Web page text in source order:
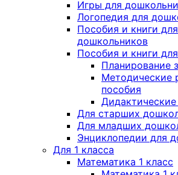
Игры для
Логопедия для
Пособия и книги
дошкольников
Пособия и книги
Планирование
Методические
пособия
Для старших
Для младших
Энциклопедии для
Для 1 класса
Математика 1 класс